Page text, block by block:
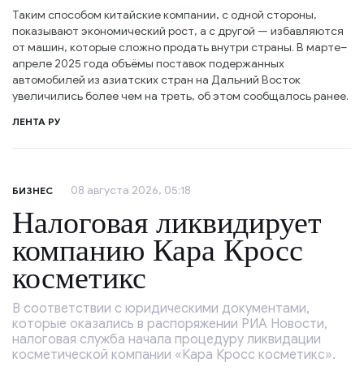
Таким способом китайские компании, с одной стороны,
показывают экономический рост, а с другой — избавляются
от машин, которые сложно продать внутри страны. В марте–
апреле 2025 года объёмы поставок подержанных
автомобилей из азиатских стран на Дальний Восток
увеличились более чем на треть, об этом сообщалось ранее.
ЛЕНТА РУ
БИЗНЕС 08 августа 2026, 05:18
Налоговая ликвидирует
компанию Кара Кросс
косметикс
В соответствии с юридическими документами,
которые оказались в распоряжении РИА Новости,
налоговая служба начала процедуру ликвидации
косметической компании «Кара Кросс косметикс».